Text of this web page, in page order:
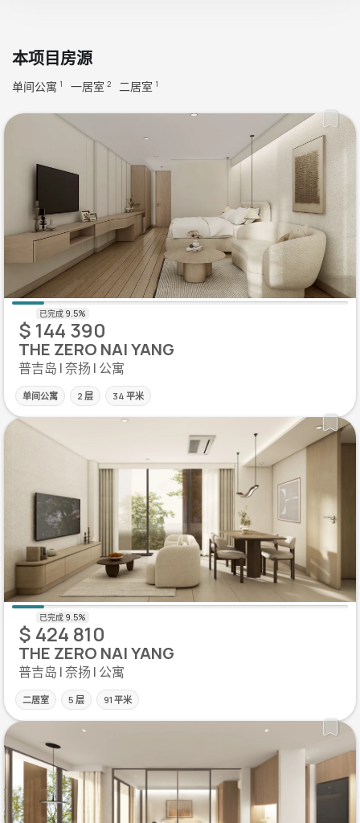
本项目房源
单间公寓 1 一居室 2 二居室 1
$ 144 390
THE ZERO NAI YANG
普吉岛 | 奈扬 | 公寓
单间公寓 2 层 34 平米
$ 424 810
THE ZERO NAI YANG
普吉岛 | 奈扬 | 公寓
二居室 5 层 91 平米